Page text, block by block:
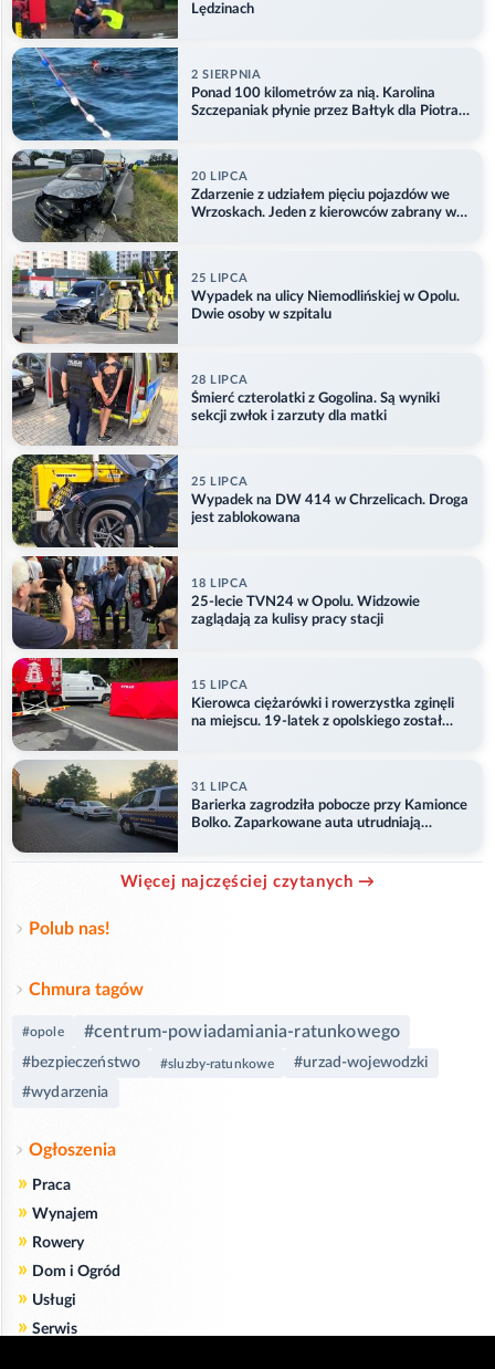
Lędzinach
2 SIERPNIA
Ponad 100 kilometrów za nią. Karolina
Szczepaniak płynie przez Bałtyk dla Piotra.
20 LIPCA
Zdarzenie z udziałem pięciu pojazdów we
Wrzoskach. Jeden z kierowców zabrany w
25 LIPCA
Wypadek na ulicy Niemodlińskiej w Opolu.
Dwie osoby w szpitalu
28 LIPCA
Śmierć czterolatki z Gogolina. Są wyniki
sekcji zwłok i zarzuty dla matki
25 LIPCA
Wypadek na DW 414 w Chrzelicach. Droga
jest zablokowana
18 LIPCA
25-lecie TVN24 w Opolu. Widzowie
zaglądają za kulisy pracy stacji
15 LIPCA
Kierowca ciężarówki i rowerzystka zginęli
na miejscu. 19-latek z opolskiego został
31 LIPCA
Barierka zagrodziła pobocze przy Kamionce
Bolko. Zaparkowane auta utrudniają
Więcej najczęściej czytanych →
Polub nas!
Chmura tagów
#opole #centrum-powiadamiania-ratunkowego
#bezpieczeństwo #sluzby-ratunkowe
#urzad-wojewodzki
#wydarzenia
Ogłoszenia
» Praca
» Wynajem
» Rowery
» Dom i Ogród
» Usługi
» Serwis